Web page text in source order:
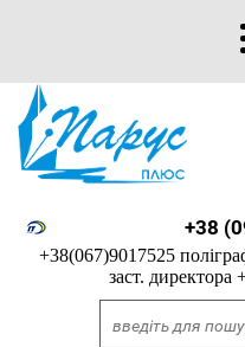
+38
+38(067)9017525
заст. директора